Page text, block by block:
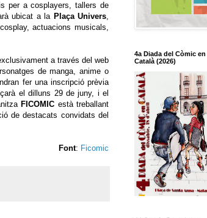
per a cosplayers, tallers de
ubicat a la Plaça Univers,
actuacions musicals,
a través del web
de manga, anime o
fer una inscripció prèvia
el dilluns 29 de juny, i el
FICOMIC està treballant
de destacats convidats del
Font: Ficomic
4a Diada del Còmic en
Català (2026)